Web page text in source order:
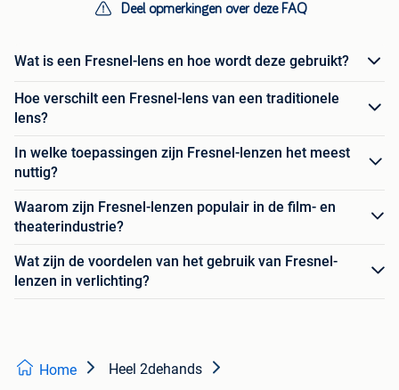
Deel opmerkingen over deze FAQ
Wat is een Fresnel-lens en hoe wordt deze gebruikt?
Hoe verschilt een Fresnel-lens van een traditionele
lens?
In welke toepassingen zijn Fresnel-lenzen het meest
nuttig?
Waarom zijn Fresnel-lenzen populair in de film- en
theaterindustrie?
Wat zijn de voordelen van het gebruik van Fresnel-
lenzen in verlichting?
Home Heel 2dehands